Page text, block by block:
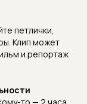
петлички,
Клип может
и репортаж